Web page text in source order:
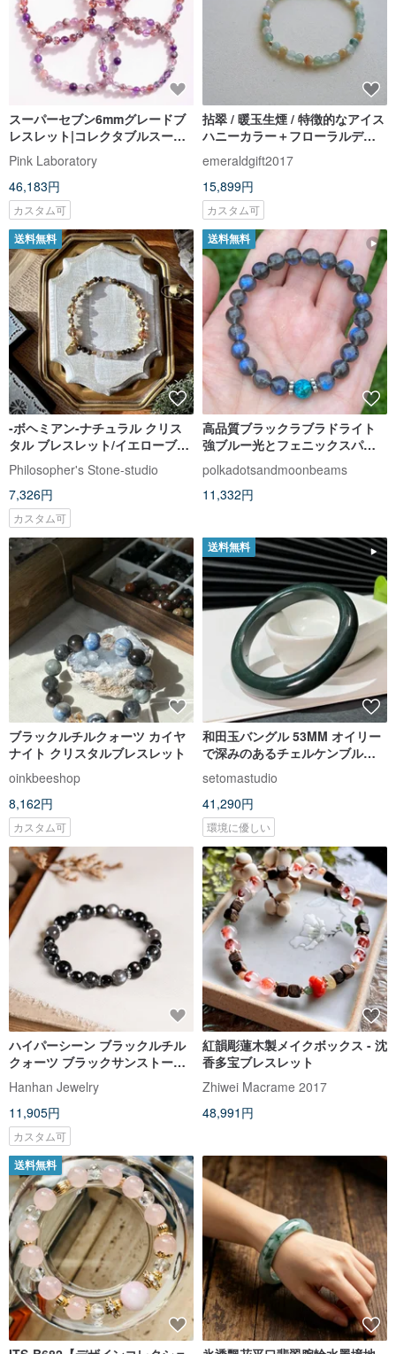
スーパーセブン6mmグレードブ
レスレット|コレクタブルスーパ
ーセブン
Pink Laboratory
46,183円
カスタム可
拈翠 / 暖玉生煙 / 特徴的なアイス
ハニーカラー＋フローラルデザ
イン翡翠ブレスレット
emeraldgift2017
15,899円
カスタム可
送料無料
-ボヘミアン-ナチュラル クリス
タル ブレスレット/イエローブレ
スレット
Philosopher's Stone-studio
7,326円
カスタム可
送料無料
高品質ブラックラブラドライト
強ブルー光とフェニックスパイ
ンのブレスレット
polkadotsandmoonbeams
11,332円
ブラックルチルクォーツ カイヤ
ナイト クリスタルブレスレット
oinkbeeshop
8,162円
カスタム可
送料無料
和田玉バングル 53MM オイリー
で深みのあるチェルケンブルー
の玉ブレスレット 女性用 鑑別書
付き 熟成された品格
setomastudio
41,290円
環境に優しい
ハイパーシーン ブラックルチル
クォーツ ブラックサンストーン
（ブラックゲーサイト） ブラッ
クトルマリン 925シルバー ブレ
スレット 天然石 パワーストーン
Hanhan Jewelry
11,905円
カスタム可
紅韻彫蓮木製メイクボックス - 沈
香多宝ブレスレット
Zhiwei Macrame 2017
48,991円
送料無料